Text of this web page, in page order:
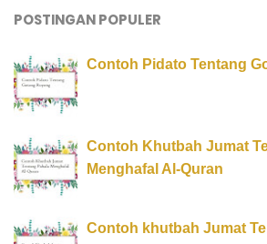
POSTINGAN POPULER
Contoh Pidato Tentang
Contoh Khutbah Jumat
Menghafal Al-Quran
Contoh khutbah Jumat